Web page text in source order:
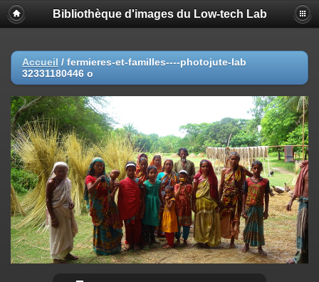
Bibliothèque d'images du Low-tech Lab
Accueil / fermieres-et-familles----photojute-lab
32331180446 o